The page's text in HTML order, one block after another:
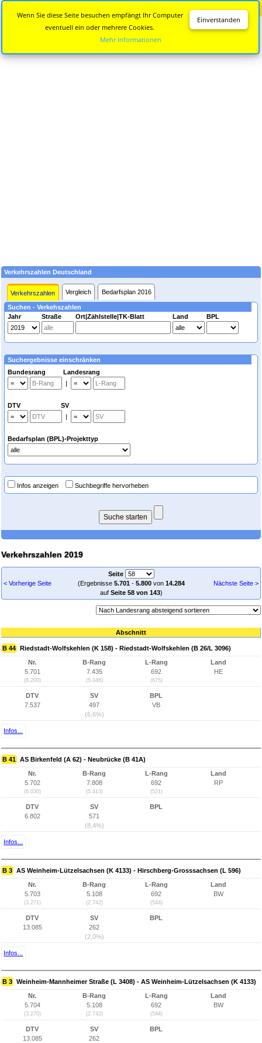
Verkehrszahlen Deutschland
Verkehrszahlen Vergleich Bedarfsplan 2016
Suchen - Verkehszahlen
Jahr
Straße Ort|Zählstelle|TK-Blatt Land BPL
Suchergebnisse einschränken
Bundesrang Landesrang
|
DTV SV
|
Bedarfsplan (BPL)-Projekttyp
Infos anzeigen Suchbegriffe hervorheben
Verkehrszahlen 2019
< Vorherige Seite
Seite
(Ergebnisse 5.701- 5.800von 14.284
auf Seite 58 von 143)
Nächste Seite >
Abschnitt
B 44 Riedstadt-Wolfskehlen (K 158) - Riedstadt-Wolfskehlen (B 26/L 3096)
Nr.
5.701
(6.200)
B-Rang
7.435
(5.046)
L-Rang
692
(675)
Land
HE
DTV
7.537
SV
497
(6,6%)
BPL
VB
Infos...
B 41 AS Birkenfeld (A 62) - Neubrücke (B 41A)
Nr.
5.702
(6.030)
B-Rang
7.808
(5.413)
L-Rang
692
(521)
Land
RP
DTV
6.802
SV
571
(8,4%)
BPL
Infos...
B 3 AS Weinheim-Lützelsachsen (K 4133) - Hirschberg-Grosssachsen (L 596)
Nr.
5.703
(3.271)
B-Rang
5.108
(2.742)
L-Rang
692
(544)
Land
BW
DTV
13.085
SV
262
(2,0%)
BPL
Infos...
B 3 Weinheim-Mannheimer Straße (L 3408) - AS Weinheim-Lützelsachsen (K 4133)
Nr.
5.704
(3.270)
B-Rang
5.108
(2.742)
L-Rang
692
(544)
Land
BW
DTV
13.085
SV
262
BPL
Einverstanden
Wenn Sie diese Seite besuchen empfängt Ihr Computer
eventuell ein oder mehrere Cookies.
Mehr Informationen